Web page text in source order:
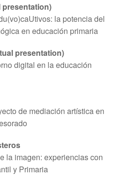
presentation)
la potencia del
en educación primaria
presentation)
digital en la educación
de mediación artística en
la imagen: experiencias con
y Primaria